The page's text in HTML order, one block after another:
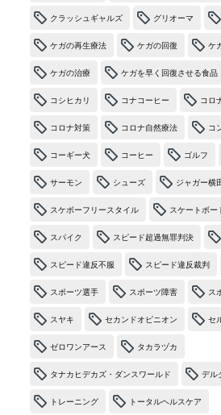
クラッシュギャルズ グリオーマ
ケガの再生療法 ケガの回復 ケ
ケガの治療 ケガを早く回復させる食品
コシヒカリ コナコーヒー コロ
コロナ対策 コロナ自然療法 コ
コーギー犬 コーヒー ゴルフ
サーモン シューズ ジャガー横
スケボーフリースタイル スケートボー
スパイク スピード超過無罪判決
スピード違反不服 スピード違反裁判
スポーツ選手 スポーツ障害 ス
スヤキ セカンドオピニオン セ
ゼロワンアース タカラヅカ
タナカヒデカズ・ダンスワールド デル
トレーニング トータルヘルスケア